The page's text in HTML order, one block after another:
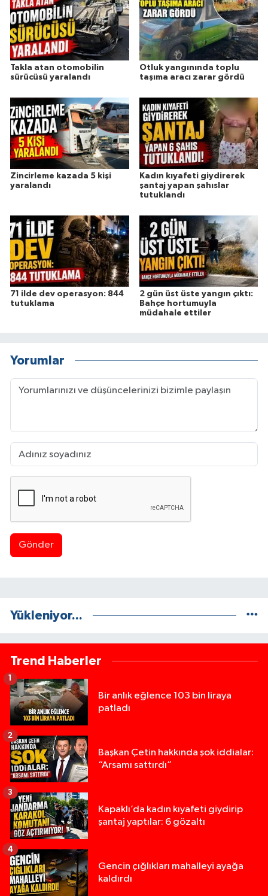
Takla atan otomobilin
sürücüsü yaralandı
Otluk yangınında toplu
taşıma aracı zarar gördü
Zincirleme kazada 5 kişi
yaralandı
Kadın kıyafeti giydirerek
şantaj yapan şahıslar
tutuklandı
71 ilde dev operasyon: 844
tutuklama
2 gün üst üste yangın çıktı:
Bahçe hortumuyla
müdahale ettiler
Yorumlar
Gönder
Yükleniyor...
Trend Haberler
Bir anlık eğlence 103 bin liraya
patladı
1
Başkan Çetin hakkında şok iddialar:
“Arsamı sattırdı”
2
Kapaklı’da kadın kıyafeti giydirip
şantaj yaptılar: 6 gözaltı
3
Gencin çığlıkları mahalleyi ayağa
kaldırdı
4